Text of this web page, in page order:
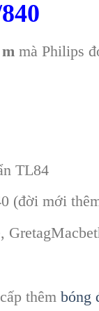
mà Philips
TL84
mới
thêm bóng